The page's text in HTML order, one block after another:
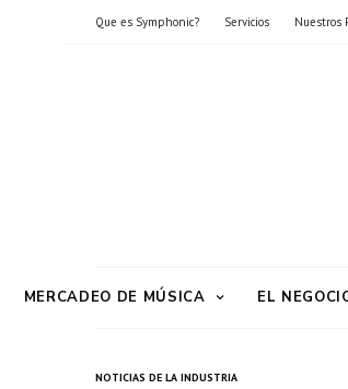
Que es Symphonic? Servicios Nuestros
MERCADEO DE MÚSICA EL
NOTICIAS DE LA INDUSTRIA